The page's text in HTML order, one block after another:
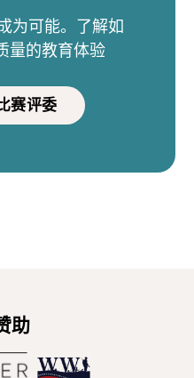
为可能。了解如
量的教育体验
赛评委
助